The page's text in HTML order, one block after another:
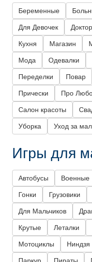
Беременные
Для Девочек Доктор
Кухня Магазин
Мода Одевалки
Переделки Повар
Прически Про
Салон красоты
Уборка Уход за
Игры для
Автобусы Военные
Гонки Грузовики
Для Мальчиков
Крутые Леталки
Мотоциклы Ниндзя